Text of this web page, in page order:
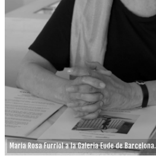
Maria Rosa Furriol a la Galeria Eude de Barcelona.